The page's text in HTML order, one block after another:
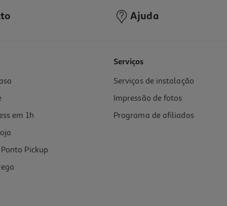
Ajuda
em 1h
Pickup
Serviços
Serviços de instalação
Impressão de fotos
Programa de afiliados